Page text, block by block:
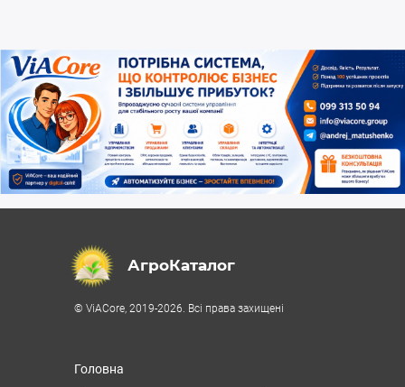
АгроКаталог
© ViACore, 2019-2026. Всі права захищені
Головна